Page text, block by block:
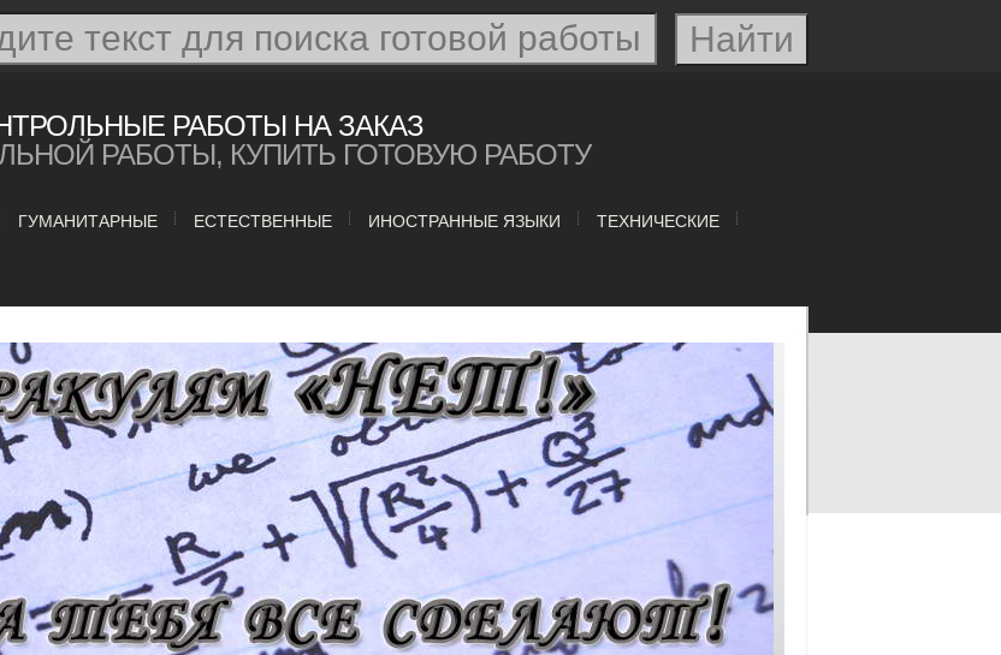
РАБОТЫ НА ЗАКАЗ
РАБОТЫ, КУПИТЬ ГОТОВУЮ РАБОТУ
ГУМАНИТАРНЫЕ ЕСТЕСТВЕННЫЕ ИНОСТРАННЫЕ ЯЗЫКИ ТЕХНИЧЕСКИЕ